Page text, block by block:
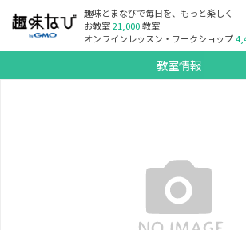
趣味とまなびで毎日を、もっと楽しく
お教室21,000教室
オンラインレッスン・ワークショップ
教室情報